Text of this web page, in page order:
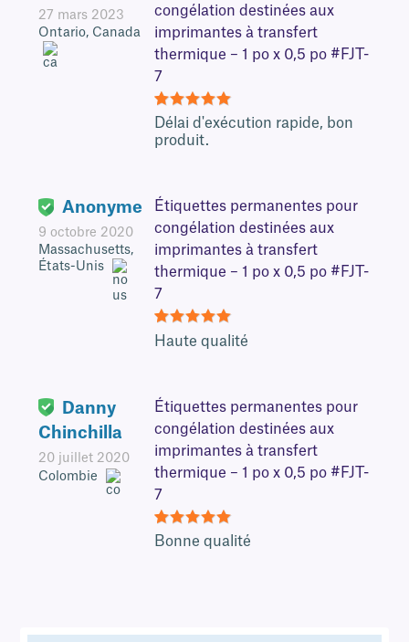
27 mars 2023
Ontario, Canada
congélation destinées aux
imprimantes à transfert
thermique – 1 po x 0,5 po #FJT-
7
5Délai d'exécution rapide, bon
produit.
Anonyme
9 octobre 2020
Massachusetts,
États-Unis
Étiquettes permanentes pour
congélation destinées aux
imprimantes à transfert
thermique – 1 po x 0,5 po #FJT-
7
5Haute qualité
Danny
Chinchilla
20 juillet 2020
Colombie
Étiquettes permanentes pour
congélation destinées aux
imprimantes à transfert
thermique – 1 po x 0,5 po #FJT-
7
5Bonne qualité